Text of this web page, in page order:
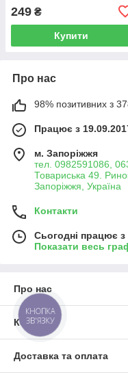
249 ₴
Купити
Про нас
98% позитивних з
Працює з
м. Запоріжжя
тел. 0982591086,
Товариська 49.
Запоріжжя, Україна
Контакти
Сьогодні працює
Показати весь
Про нас
Контакти
Доставка та оплата
КНОПКА
ЗВ'ЯЗКУ